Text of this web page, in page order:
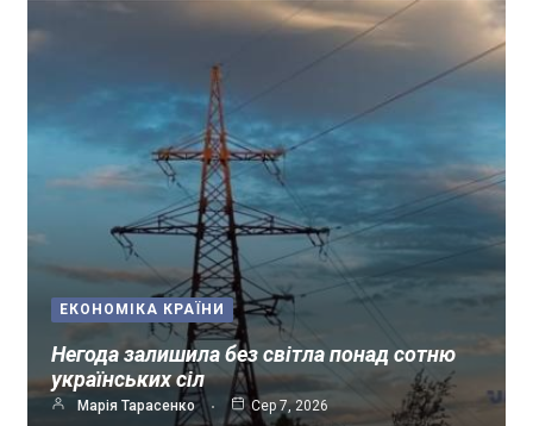
ЕКОНОМІКА КРАЇНИ
Негода залишила без світла понад сотню
українських сіл
Марія Тарасенко Сер 7, 2026